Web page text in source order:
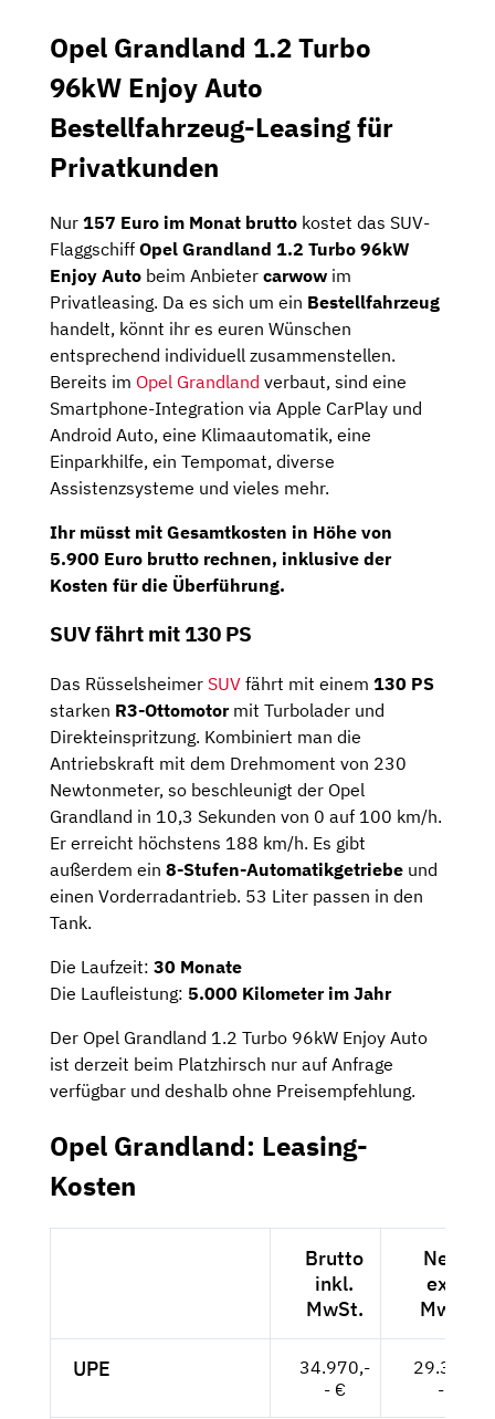
Opel Grandland 1.2 Turbo
96kW Enjoy Auto
Bestellfahrzeug-Leasing für
Privatkunden
Nur 157 Euro im Monat brutto kostet das SUV-
Flaggschiff Opel Grandland 1.2 Turbo 96kW
Enjoy Auto beim Anbieter carwow im
Privatleasing. Da es sich um ein Bestellfahrzeug
handelt, könnt ihr es euren Wünschen
entsprechend individuell zusammenstellen.
Bereits im Opel Grandland verbaut, sind eine
Smartphone-Integration via Apple CarPlay und
Android Auto, eine Klimaautomatik, eine
Einparkhilfe, ein Tempomat, diverse
Assistenzsysteme und vieles mehr.
Ihr müsst mit Gesamtkosten in Höhe von
5.900 Euro brutto rechnen, inklusive der
Kosten für die Überführung.
SUV fährt mit 130 PS
Das Rüsselsheimer SUV fährt mit einem 130 PS
starken R3-Ottomotormit Turbolader und
Direkteinspritzung. Kombiniert man die
Antriebskraft mit dem Drehmoment von 230
Newtonmeter, so beschleunigt der Opel
Grandland in 10,3 Sekunden von 0 auf 100 km/h.
Er erreicht höchstens 188 km/h. Es gibt
außerdem ein 8-Stufen-Automatikgetriebe und
einen Vorderradantrieb. 53 Liter passen in den
Tank.
Die Laufzeit: 30 Monate
Die Laufleistung: 5.000 Kilometer im Jahr
Der Opel Grandland 1.2 Turbo 96kW Enjoy Auto
ist derzeit beim Platzhirsch nur auf Anfrage
verfügbar und deshalb ohne Preisempfehlung.
Opel Grandland: Leasing-
Kosten
Brutto
inkl.
MwSt.
Netto
exkl.
MwSt.
UPE
34.970,-
- €
29.387,-
- €